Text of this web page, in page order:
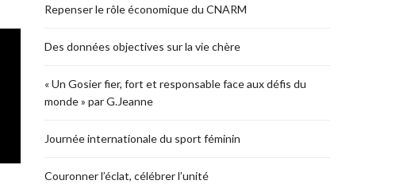
Repenser le rôle économique du CNARM
Des données objectives sur la vie chère
« Un Gosier fier, fort et responsable face aux défis du
monde » par G.Jeanne
Journée internationale du sport féminin
Couronner l’éclat, célébrer l’unité